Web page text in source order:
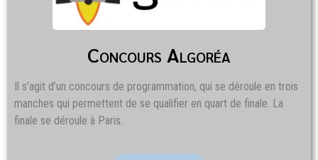
Concours Algoréa
Il s’agit d’un concours de programmation, qui se déroule en trois
manches qui permettent de se qualifier en quart de finale. La
finale se déroule à Paris.